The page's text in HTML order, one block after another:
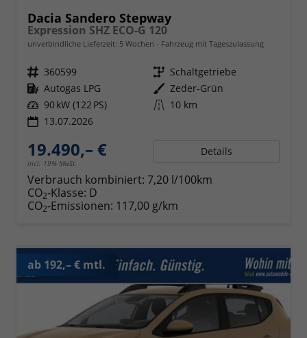
Dacia Sandero Stepway
Expression SHZ ECO-G 120
unverbindliche Lieferzeit: 5 Wochen Fahrzeug mit Tageszulassung
Fahrzeugnr. 360599 Getriebe Schaltgetriebe
Kraftstoff Autogas LPG Außenfarbe Zeder-Grün
Leistung 90 kW (122 PS) Kilometerstand 10 km
13.07.2026
19.490,– €
incl. 19% MwSt.
Details
Verbrauch kombiniert: 7,20 l/100km
CO2-Klasse: D
CO2-Emissionen: 117,00 g/km
ab 192,– € mtl.